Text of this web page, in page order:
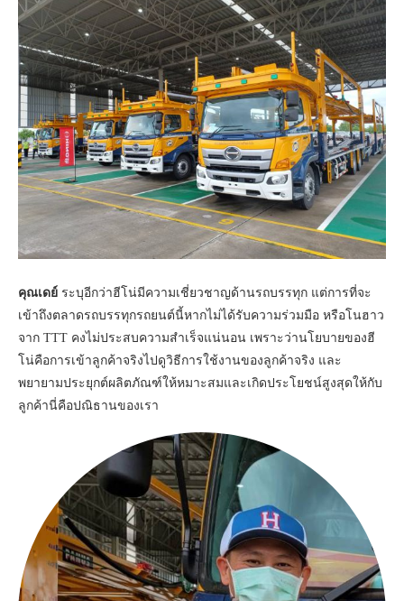
คุณเดย์ ระบุอีกว่าฮีโน่มีความเชี่ยวชาญด้านรถบรรทุก แต่การที่จะ
เข้าถึงตลาดรถบรรทุกรถยนต์นี้หากไม่ได้รับความร่วมมือ หรือโนฮาว
จาก TTT คงไม่ประสบความสำเร็จแน่นอน เพราะว่านโยบายของฮี
โน่คือการเข้าลูกค้าจริงไปดูวิธีการใช้งานของลูกค้าจริง และ
พยายามประยุกต์ผลิตภัณฑ์ให้หมาะสมและเกิดประโยชน์สูงสุดให้กับ
ลูกค้านี่คือปณิธานของเรา